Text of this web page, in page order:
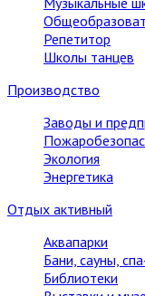
Репетитор
Школы танцев
Производство
Заводы и
Экология
Энергетика
Отдых активный
Аквапарки
Бани, сауны,
Библиотеки